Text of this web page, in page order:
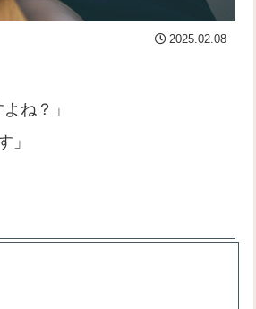
2025.02.08
ね？」
」